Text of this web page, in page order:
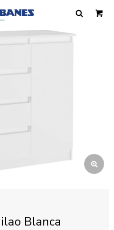
Blanca
cuando